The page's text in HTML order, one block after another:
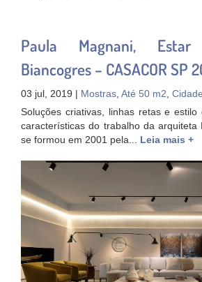
Paula Magnani,
Biancogres – CASACOR SP
03 jul, 2019 | Mostras, Até 50 m2, Cidade
Soluções criativas, linhas retas e estilo
características do trabalho da arquiteta
se formou em 2001 pela... Leia mais +